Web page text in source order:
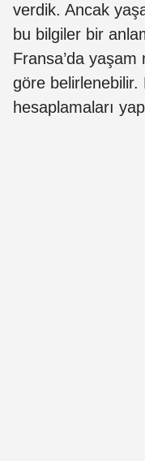
verdik. Ancak
bu bilgiler bir
Fransa’da
göre belirlenebilir.
hesaplamaları